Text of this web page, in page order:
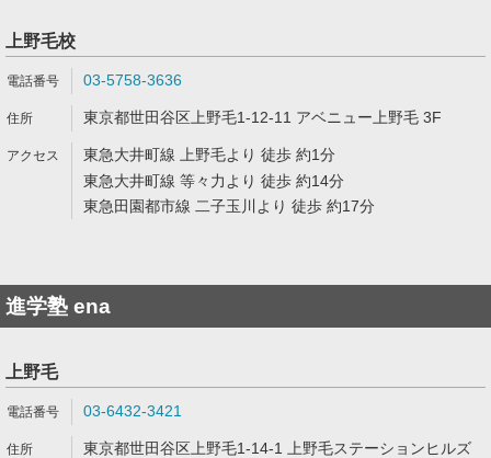
上野毛校
03-5758-3636
東京都世田谷区上野毛1-12-11 アベニュー上野毛 3F
東急大井町線 上野毛より 徒歩 約1分
東急大井町線 等々力より 徒歩 約14分
東急田園都市線 二子玉川より 徒歩 約17分
進学塾 ena
上野毛
03-6432-3421
東京都世田谷区上野毛1-14-1 上野毛ステーションヒルズ